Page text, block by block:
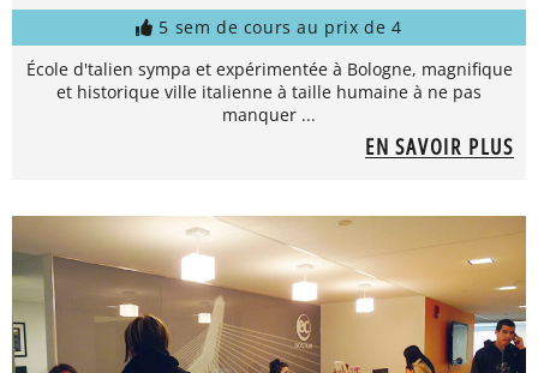
5 sem de cours au prix de 4
École d'talien sympa et expérimentée à Bologne, magnifique
et historique ville italienne à taille humaine à ne pas
manquer ...
EN SAVOIR PLUS